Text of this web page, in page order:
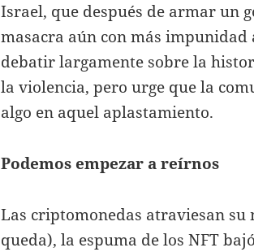
Israel, que después de armar un
masacra aún con más
debatir largamente sobre la
la violencia, pero urge que la
algo en aquel aplastamiento.
Podemos empezar a reírnos
Las criptomonedas atraviesan
queda), la espuma de los NFT